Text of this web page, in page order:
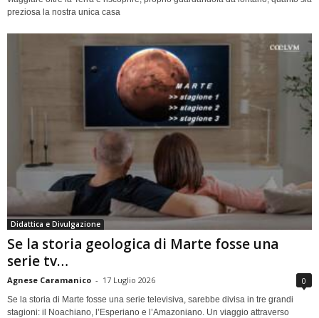
preziosa la nostra unica casa
Didattica e Divulgazione
Se la storia geologica di Marte fosse una
serie tv…
Agnese Caramanico - 17 Luglio 2026 0
Se la storia di Marte fosse una serie televisiva, sarebbe divisa in tre grandi
stagioni: il Noachiano, l’Esperiano e l’Amazoniano. Un viaggio attraverso